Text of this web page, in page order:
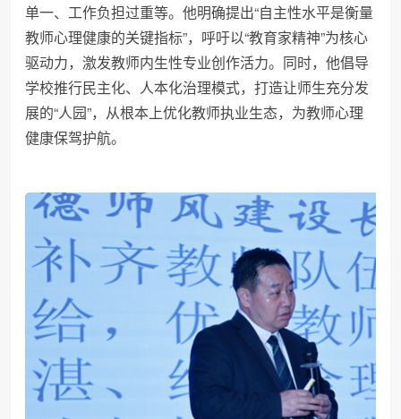
单一、工作负担过重等。他明确提出“自主性水平是衡量
教师心理健康的关键指标”，呼吁以“教育家精神”为核心
驱动力，激发教师内生性专业创作活力。同时，他倡导
学校推行民主化、人本化治理模式，打造让师生充分发
展的“人园”，从根本上优化教师执业生态，为教师心理
健康保驾护航。